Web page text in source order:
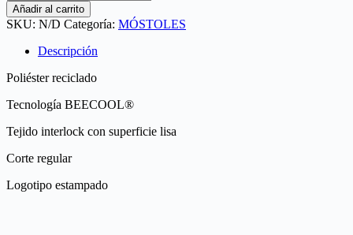
Añadir al carrito
SKU: N/D Categoría: MÓSTOLES
Descripción
Poliéster reciclado
Tecnología BEECOOL®
Tejido interlock con superficie lisa
Corte regular
Logotipo estampado